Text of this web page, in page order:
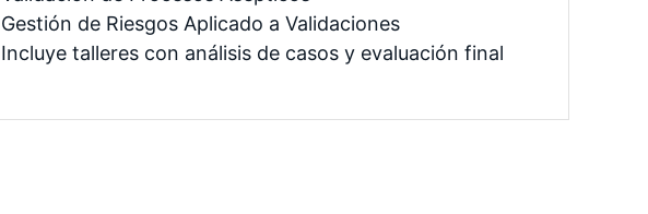
Gestión de Riesgos Aplicado a Validaciones
Incluye talleres con análisis de casos y evaluación final